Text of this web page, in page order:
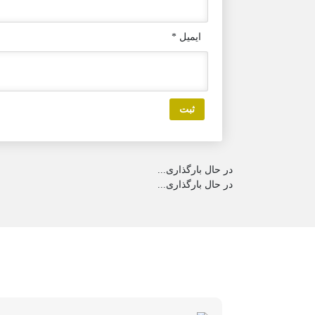
ایمیل *
در حال بارگذاری...
در حال بارگذاری...